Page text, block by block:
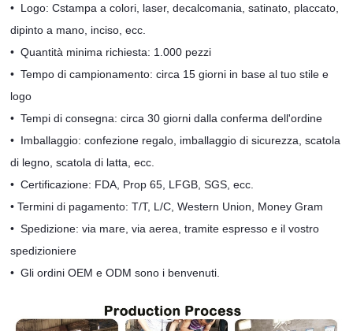
• Logo: Cstampa a colori, laser, decalcomania, satinato, placcato,
dipinto a mano, inciso, ecc.
• Quantità minima richiesta: 1.000 pezzi
• Tempo di campionamento: circa 15 giorni in base al tuo stile e
logo
• Tempi di consegna: circa 30 giorni dalla conferma dell'ordine
• Imballaggio: confezione regalo, imballaggio di sicurezza, scatola
di legno, scatola di latta, ecc.
• Certificazione: FDA, Prop 65, LFGB, SGS, ecc.
•Termini di pagamento: T/T, L/C, Western Union, Money Gram
• Spedizione: via mare, via aerea, tramite espresso e il vostro
spedizioniere
• Gli ordini OEM e ODM sono i benvenuti.